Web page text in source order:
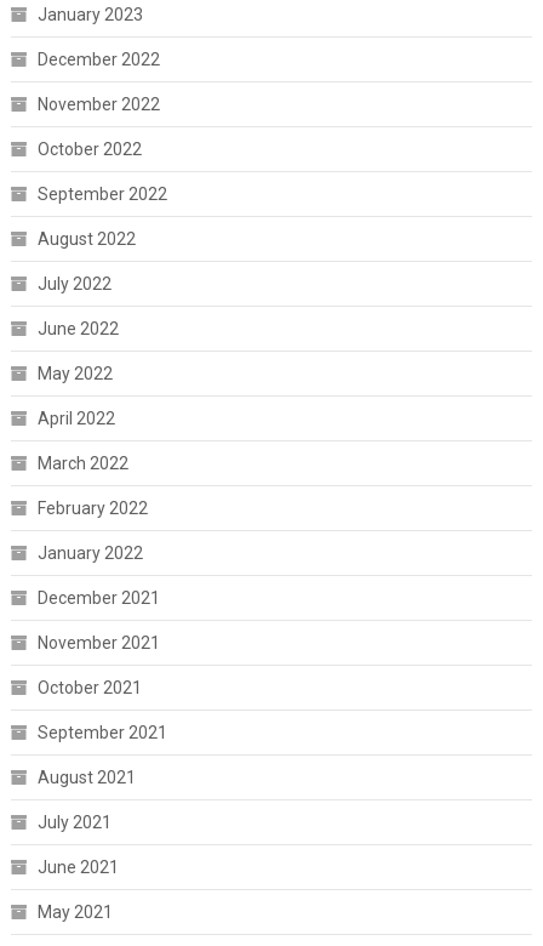
January 2023
December 2022
November 2022
October 2022
September 2022
August 2022
July 2022
June 2022
May 2022
April 2022
March 2022
February 2022
January 2022
December 2021
November 2021
October 2021
September 2021
August 2021
July 2021
June 2021
May 2021